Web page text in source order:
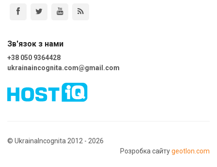
Зв'язок з нами
+38 050 9364428
ukrainaincognita.com@gmail.com
© UkrainaIncognita 2012 - 2026
Розробка сайтуgeotlon.com